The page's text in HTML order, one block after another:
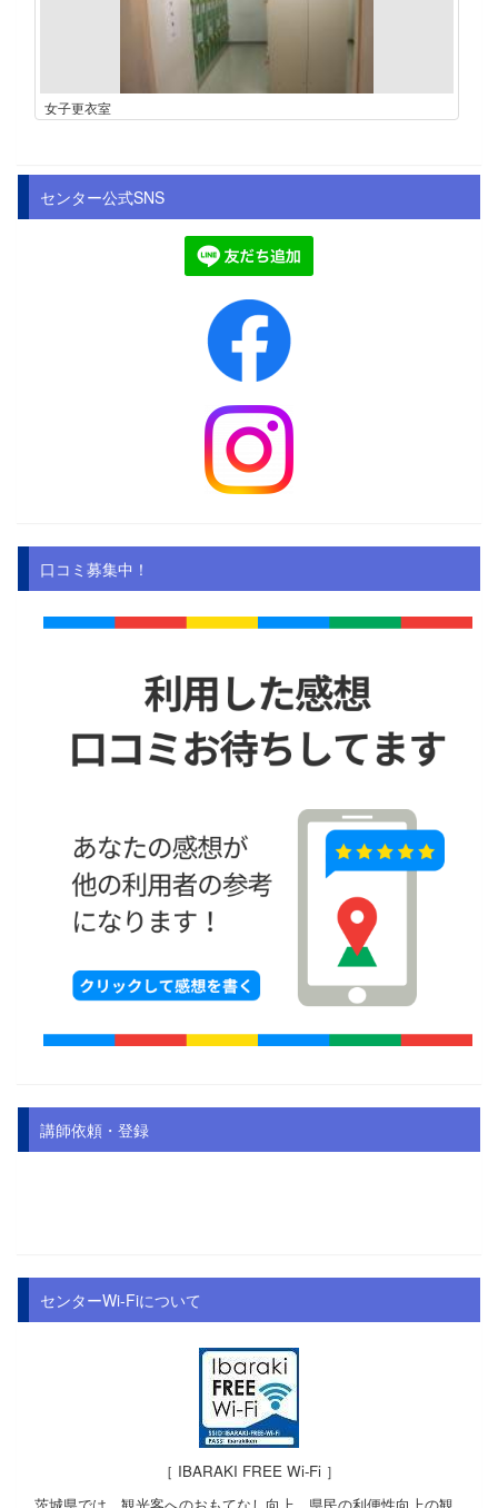
女子更衣室
センター公式SNS
口コミ募集中！
講師依頼・登録
センターWi-Fiについて
［ IBARAKI FREE Wi-Fi ］